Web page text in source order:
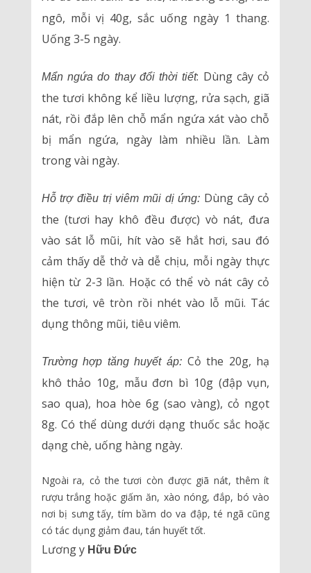
ngô, mỗi vị 40g, sắc uống ngày 1 thang.
Uống 3-5 ngày.
Mẩn ngứa do thay đổi thời tiết: Dùng cây cỏ
the tươi không kể liều lượng, rửa sạch, giã
nát, rồi đắp lên chỗ mẩn ngứa xát vào chỗ
bị mẩn ngứa, ngày làm nhiều lần. Làm
trong vài ngày.
Hỗ trợ điều trị viêm mũi dị ứng: Dùng cây cỏ
the (tươi hay khô đều được) vò nát, đưa
vào sát lỗ mũi, hít vào sẽ hắt hơi, sau đó
cảm thấy dễ thở và dễ chịu, mỗi ngày thực
hiện từ 2-3 lần. Hoặc có thể vò nát cây cỏ
the tươi, vê tròn rồi nhét vào lỗ mũi. Tác
dụng thông mũi, tiêu viêm.
Trường hợp tăng huyết áp: Cỏ the 20g, hạ
khô thảo 10g, mẫu đơn bì 10g (đập vụn,
sao qua), hoa hòe 6g (sao vàng), cỏ ngọt
8g. Có thể dùng dưới dạng thuốc sắc hoặc
dạng chè, uống hàng ngày.
Ngoài ra, cỏ the tươi còn được giã nát, thêm ít
rượu trắng hoặc giấm ăn, xào nóng, đắp, bó vào
nơi bị sưng tấy, tím bầm do va đập, té ngã cũng
có tác dụng giảm đau, tán huyết tốt.
Lương y Hữu Đức